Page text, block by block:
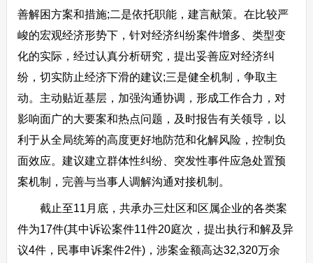
善解困方案和措施;二是依托职能，建言献策。在比较严
峻的宏观经济形势下，针对经济纠纷案件增多、类型变
化的实际，经过认真分析研究，提出妥善应对经济纠
纷，切实防止经济下滑的建议;三是健全机制，争取主
动。主动贴近基层，加强沟通协调，形成工作合力，对
影响面广的大要案和热点问题，及时报告有关领导，以
利于从全局统筹的高度更好地防范和化解风险，控制负
面效应。建议建立群体性纠纷、突发性事件应急处置预
案机制，完善与当事人调解沟通对接机制。
截止至11月底，共承办三灶区和区属企业的各类案
件为17件(其中诉讼案件11件20庭次，提出执行和解及异
议4件，民事申诉案件2件)，涉案金额高达32,320万余